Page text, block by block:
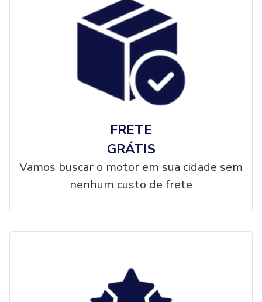
FRETE
GRÁTIS
Vamos buscar o motor em sua cidade sem
nenhum custo de frete